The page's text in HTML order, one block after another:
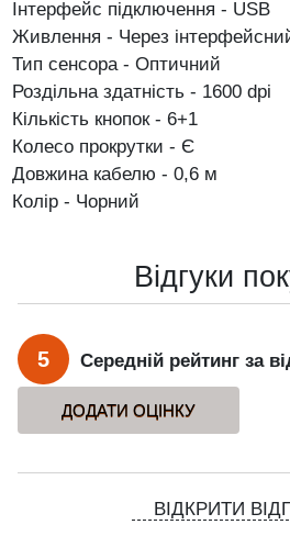
Інтерфейс підключення - USB
Живлення - Через
Тип сенсора - Оптичний
Роздільна здатність - 1600 dpi
Кількість кнопок - 6+1
Колесо прокрутки - Є
Довжина кабелю - 0,6 м
Колір - Чорний
Відгуки
5 Середній рейтинг за
ВІДКРИТИ